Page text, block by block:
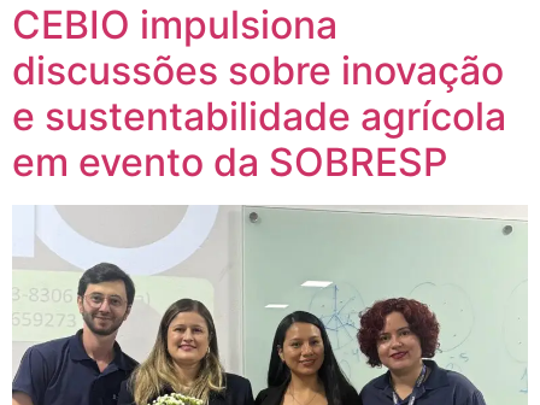
CEBIO impulsiona
discussões sobre inovação
e sustentabilidade agrícola
em evento da SOBRESP